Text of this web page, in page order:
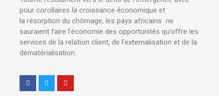
pour corollaires la croissance économique et
la résorption du chômage, les pays africains ne
sauraient faire l’économie des opportunités qu’offre les
services de la relation client, de l’externalisation et de la
dématérialisation.